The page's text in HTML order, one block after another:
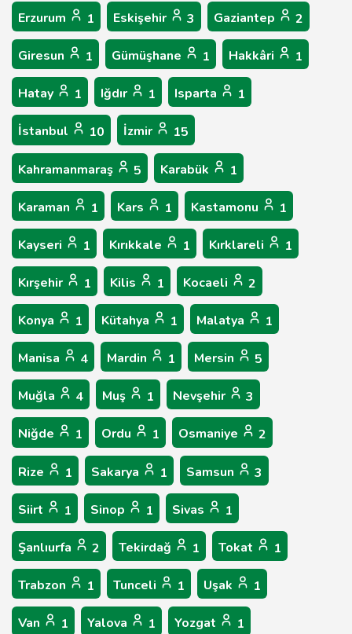
Erzurum 1 Eskişehir 3 Gaziantep 2
Giresun 1 Gümüşhane 1 Hakkâri 1
Hatay 1 Iğdır 1 Isparta 1
İstanbul 10 İzmir 15
Kahramanmaraş 5 Karabük 1
Karaman 1 Kars 1 Kastamonu 1
Kayseri 1 Kırıkkale 1 Kırklareli 1
Kırşehir 1 Kilis 1 Kocaeli 2
Konya 1 Kütahya 1 Malatya 1
Manisa 4 Mardin 1 Mersin 5
Muğla 4 Muş 1 Nevşehir 3
Niğde 1 Ordu 1 Osmaniye 2
Rize 1 Sakarya 1 Samsun 3
Siirt 1 Sinop 1 Sivas 1
Şanlıurfa 2 Tekirdağ 1 Tokat 1
Trabzon 1 Tunceli 1 Uşak 1
Van 1 Yalova 1 Yozgat 1